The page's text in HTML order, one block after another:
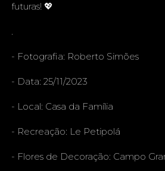
futuras! 💖
.
- Fotografia: Roberto Simões
- Data: 25/11/2023
- Local: Casa da Família
- Recreação: Le Petipolá
- Flores de Decoração: Campo